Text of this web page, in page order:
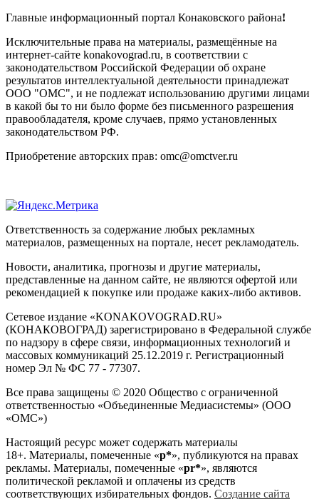
Главные информационный портал Конаковского района!
Исключительные права на материалы, размещённые на
интернет-сайте konakovograd.ru, в соответствии с
законодательством Российской Федерации об охране
результатов интеллектуальной деятельности принадлежат
ООО "ОМС", и не подлежат использованию другими лицами
в какой бы то ни было форме без письменного разрешения
правообладателя, кроме случаев, прямо установленных
законодательством РФ.
Приобретение авторских прав: omc@omctver.ru
Ответственность за содержание любых рекламных
материалов, размещенных на портале, несет рекламодатель.
Новости, аналитика, прогнозы и другие материалы,
представленные на данном сайте, не являются офертой или
рекомендацией к покупке или продаже каких-либо активов.
Сетевое издание «KONAKOVOGRAD.RU»
(КОНАКОВОГРАД) зарегистрировано в Федеральной службе
по надзору в сфере связи, информационных технологий и
массовых коммуникаций 25.12.2019 г. Регистрационный
номер Эл № ФС 77 - 77307.
Все права защищены © 2020 Общество с ограниченной
ответственностью «Объединенные Медиасистемы» (ООО
«ОМС»)
Настоящий ресурс может содержать материалы
18+. Материалы, помеченные «р*», публикуются на правах
рекламы. Материалы, помеченные «рr*», являются
политической рекламой и оплачены из средств
соответствующих избирательных фондов. Создание сайта